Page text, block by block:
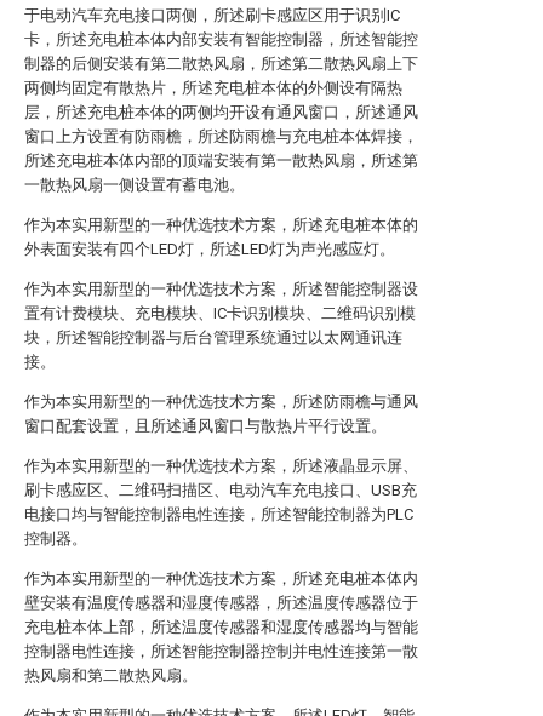
于电动汽车充电接口两侧，所述刷卡感应区用于识别IC
卡，所述充电桩本体内部安装有智能控制器，所述智能控
制器的后侧安装有第二散热风扇，所述第二散热风扇上下
两侧均固定有散热片，所述充电桩本体的外侧设有隔热
层，所述充电桩本体的两侧均开设有通风窗口，所述通风
窗口上方设置有防雨檐，所述防雨檐与充电桩本体焊接，
所述充电桩本体内部的顶端安装有第一散热风扇，所述第
一散热风扇一侧设置有蓄电池。
作为本实用新型的一种优选技术方案，所述充电桩本体的
外表面安装有四个LED灯，所述LED灯为声光感应灯。
作为本实用新型的一种优选技术方案，所述智能控制器设
置有计费模块、充电模块、IC卡识别模块、二维码识别模
块，所述智能控制器与后台管理系统通过以太网通讯连
接。
作为本实用新型的一种优选技术方案，所述防雨檐与通风
窗口配套设置，且所述通风窗口与散热片平行设置。
作为本实用新型的一种优选技术方案，所述液晶显示屏、
刷卡感应区、二维码扫描区、电动汽车充电接口、USB充
电接口均与智能控制器电性连接，所述智能控制器为PLC
控制器。
作为本实用新型的一种优选技术方案，所述充电桩本体内
壁安装有温度传感器和湿度传感器，所述温度传感器位于
充电桩本体上部，所述温度传感器和湿度传感器均与智能
控制器电性连接，所述智能控制器控制并电性连接第一散
热风扇和第二散热风扇。